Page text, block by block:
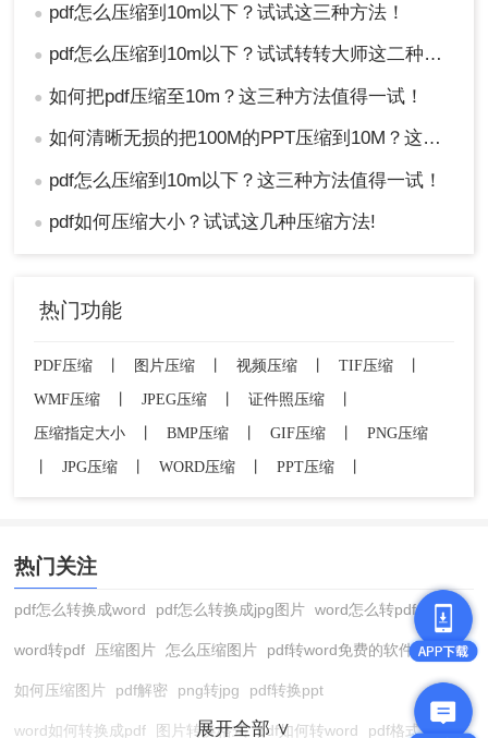
● pdf怎么压缩到10m以下？试试这三种方法！
● pdf怎么压缩到10m以下？试试转转大师这二种方法!
● 如何把pdf压缩至10m？这三种方法值得一试！
● 如何清晰无损的把100M的PPT压缩到10M？这个方法你一定要知道！
● pdf怎么压缩到10m以下？这三种方法值得一试！
● pdf如何压缩大小？试试这几种压缩方法!
热门功能
PDF压缩 图片压缩 视频压缩 TIF压缩
WMF压缩
JPEG压缩 证件照压缩
压缩指定大小
BMP压缩 GIF压缩
PNG压缩
JPG压缩 WORD压缩 PPT压缩
热门关注
pdf怎么转换成word pdf怎么转换成jpg图片 word怎么转pdf
word转pdf 压缩图片 怎么压缩图片 pdf转word免费的软件
如何压缩图片 pdf解密 png转jpg pdf转换ppt
word如何转换成pdf 图片转换格式 pdf如何转word pdf格式转换
展开全部 ∨